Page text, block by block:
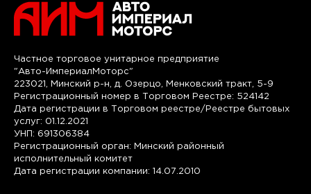
Частное торговое унитарное предприятие
"Авто-ИмпериалМоторс"
223021, Минский р-н, д. Озерцо, Менковский тракт, 5-9
Регистрационный номер в Торговом Реестре: 524142
Дата регистрации в Торговом реестре/Реестре бытовых
услуг: 01.12.2021
УНП: 691306384
Регистрационный орган: Минский районный
исполнительный комитет
Дата регистрации компании: 14.07.2010